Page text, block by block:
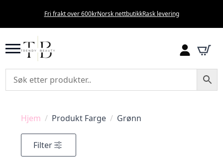
Fri frakt over 600krNorsk nettbutikkRask levering
Hjem Produkt Farge Grønn
Filter